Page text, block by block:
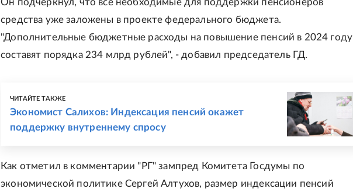
Он подчеркнул, что все необходимые для поддержки пенсионеров
средства уже заложены в проекте федерального бюджета.
"Дополнительные бюджетные расходы на повышение пенсий в 2024 году
составят порядка 234 млрд рублей", - добавил председатель ГД.
ЧИТАЙТЕ ТАКЖЕ
Экономист Салихов: Индексация пенсий окажет
поддержку внутреннему спросу
Как отметил в комментарии "РГ" зампред Комитета Госдумы по
экономической политике Сергей Алтухов, размер индексации пенсий